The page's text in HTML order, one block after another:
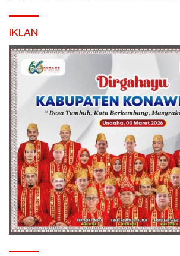
IKLAN